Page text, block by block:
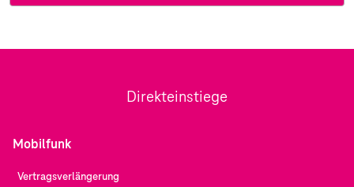
Direkteinstiege
Mobilfunk
Vertragsverlängerung